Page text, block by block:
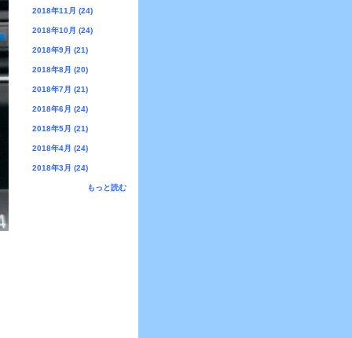
2018年11月 (24)
2018年10月 (24)
2018年9月 (21)
2018年8月 (20)
2018年7月 (21)
2018年6月 (24)
2018年5月 (21)
2018年4月 (24)
2018年3月 (24)
もっと読む